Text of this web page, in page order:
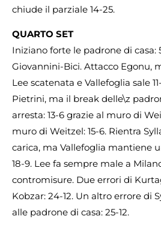
chiude il parziale 14-25.
QUARTO SET
Iniziano forte le padrone di casa:
Giovannini-Bici. Attacco Egonu,
Lee scatenata e Vallefoglia sale
Pietrini, ma il break delle\z
arresta: 13-6 grazie al muro di
muro di Weitzel: 15-6. Rientra
carica, ma Vallefoglia mantiene
18-9. Lee fa sempre male a
contromisure. Due errori di
Kobzar: 24-12. Un altro errore di
alle padrone di casa: 25-12.